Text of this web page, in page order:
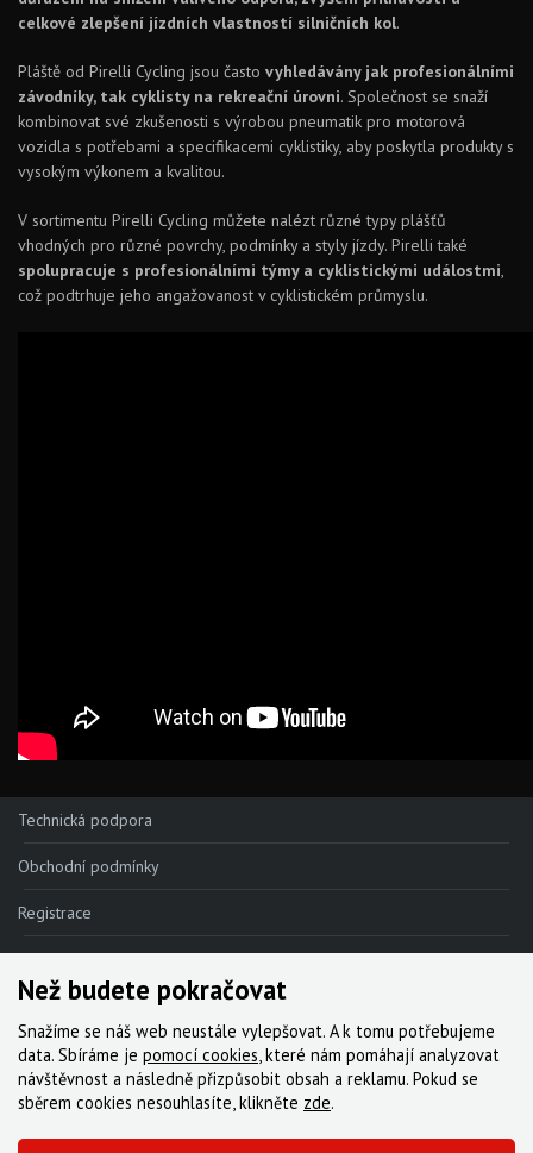
celkové zlepšení jízdních vlastností silničních kol.
Pláště od Pirelli Cycling jsou často vyhledávány jak profesionálními
závodníky, tak cyklisty na rekreační úrovni. Společnost se snaží
kombinovat své zkušenosti s výrobou pneumatik pro motorová
vozidla s potřebami a specifikacemi cyklistiky, aby poskytla produkty s
vysokým výkonem a kvalitou.
V sortimentu Pirelli Cycling můžete nalézt různé typy plášťů
vhodných pro různé povrchy, podmínky a styly jízdy. Pirelli také
spolupracuje s profesionálními týmy a cyklistickými událostmi,
což podtrhuje jeho angažovanost v cyklistickém průmyslu.
Technická podpora
Obchodní podmínky
Registrace
Reklamace
Kde nakoupit
Kontakt
Servis
Ke stažení
Než budete pokračovat
Snažíme se náš web neustále vylepšovat. A k tomu potřebujeme
data. Sbíráme je pomocí cookies, které nám pomáhají analyzovat
návštěvnost a následně přizpůsobit obsah a reklamu. Pokud se
sběrem cookies nesouhlasíte, klikněte zde.